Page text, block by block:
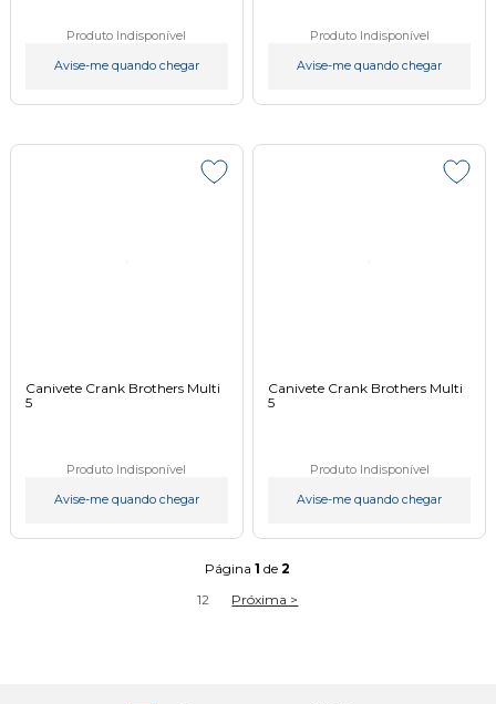
Produto Indisponível
Avise-me quando chegar
Produto Indisponível
Avise-me quando chegar
Canivete Crank Brothers Multi
5
Produto Indisponível
Avise-me quando chegar
Canivete Crank Brothers Multi
5
Produto Indisponível
Avise-me quando chegar
Página1 de2
12 Próxima >